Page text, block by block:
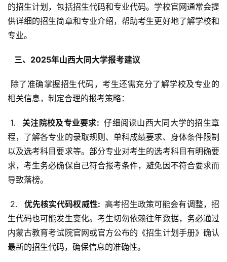
的招生计划，包括招生代码和专业代码。学校官网通常会提
供详细的招生简章和专业介绍，帮助考生更好地了解学校和
专业。
  三、2025年山西大同大学报考建议
相关信息，制定合理的报考策略：
1.
  关注院校及专业要求:
仔细阅读山西大同大学的招生章
程，了解各专业的录取规则、单科成绩要求、身体条件限制
以及选考科目要求等。部分专业对考生的选考科目有明确要
求，考生务必确保自己符合报考条件，避免因不符合要求而
导致落榜。
2.
  优先核实代码权威性:
高考招生政策可能会有调整，招
生代码也可能发生变化。考生切勿依赖往年数据，务必通过
内蒙古教育考试院官网或官方公布的《招生计划手册》确认
最新的招生代码，确保信息的准确性。